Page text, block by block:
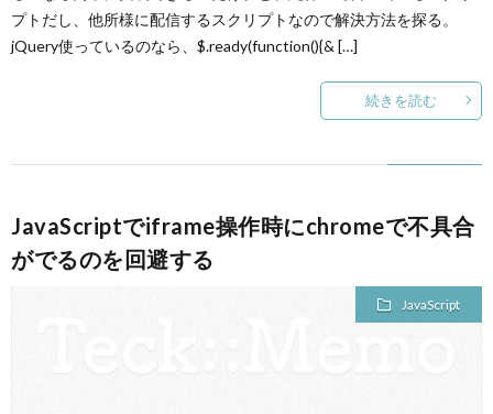
プトだし、他所様に配信するスクリプトなので解決方法を探る。
jQuery使っているのなら、$.ready(function(){& […]
続きを読む
JavaScriptでiframe操作時にchromeで不具合
がでるのを回避する
JavaScript